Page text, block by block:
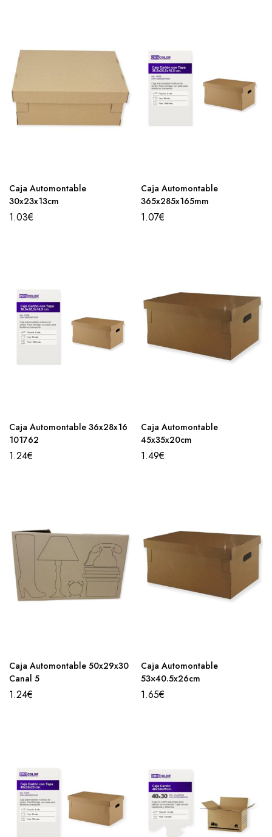
Caja Automontable
30x23x13cm
1.03€
Caja Automontable
365x285x165mm
1.07€
Caja Automontable 36x28x16
101762
1.24€
Caja Automontable
45x35x20cm
1.49€
Caja Automontable 50x29x30
Canal 5
1.24€
Caja Automontable
53×40.5x26cm
1.65€